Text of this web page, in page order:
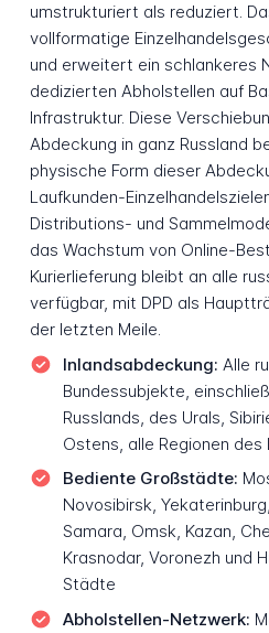
umstrukturiert als reduziert.
vollformatige
und erweitert ein schlankeres
dedizierten Abholstellen auf
Infrastruktur. Diese
Abdeckung in ganz Russland
physische Form dieser
Laufkunden-
Distributions- und
das Wachstum von Online-
Kurierlieferung bleibt an alle
verfügbar, mit DPD als
der letzten Meile.
Inlandsabdeckung: Alle
Bundessubjekte,
Russlands, des Urals,
Ostens, alle Regionen
Bediente Großstädte:
Novosibirsk,
Samara, Omsk, Kazan,
Krasnodar, Voronezh und
Städte
Abholstellen-Netzwerk: